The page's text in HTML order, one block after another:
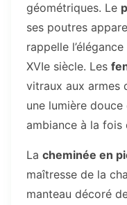
géométriques. Le
ses poutres
rappelle
XVIe siècle. Les
vitraux aux armes
une lumière
ambiance à la fois
La cheminée en
maîtresse de la
manteau décoré